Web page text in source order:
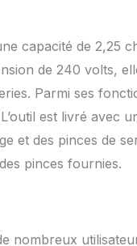
capacité de 2,25
de 240 volts,
Parmi ses
est livré avec
et des pinces de
pinces fournies.
nombreux